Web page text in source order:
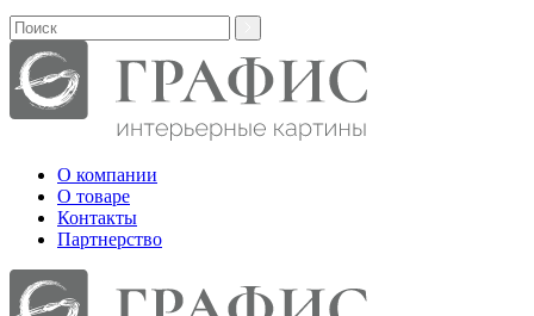
О компании
О товаре
Контакты
Партнерcтво